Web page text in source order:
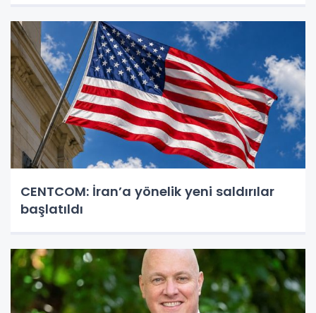
CENTCOM: İran’a yönelik yeni saldırılar
başlatıldı